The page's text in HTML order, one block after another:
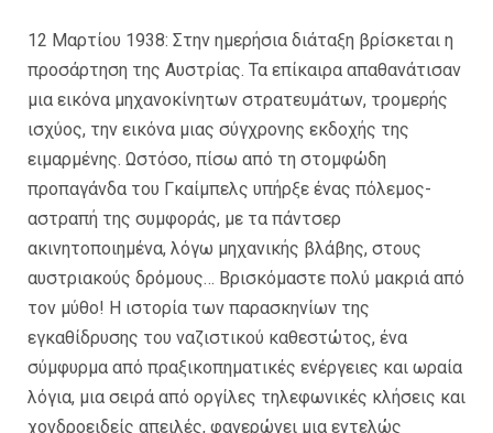
12 Μαρτίου 1938: Στην ημερήσια διάταξη βρίσκεται η
προσάρτηση της Αυστρίας. Τα επίκαιρα απαθανάτισαν
μια εικόνα μηχανοκίνητων στρατευμάτων, τρομερής
ισχύος, την εικόνα μιας σύγχρονης εκδοχής της
ειμαρμένης. Ωστόσο, πίσω από τη στομφώδη
προπαγάνδα του Γκαίμπελς υπήρξε ένας πόλεμος-
αστραπή της συμφοράς, με τα πάντσερ
ακινητοποιημένα, λόγω μηχανικής βλάβης, στους
αυστριακούς δρόμους… Βρισκόμαστε πολύ μακριά από
τον μύθο! Η ιστορία των παρασκηνίων της
εγκαθίδρυσης του ναζιστικού καθεστώτος, ένα
σύμφυρμα από πραξικοπηματικές ενέργειες και ωραία
λόγια, μια σειρά από οργίλες τηλεφωνικές κλήσεις και
χονδροειδείς απειλές, φανερώνει μια εντελώς